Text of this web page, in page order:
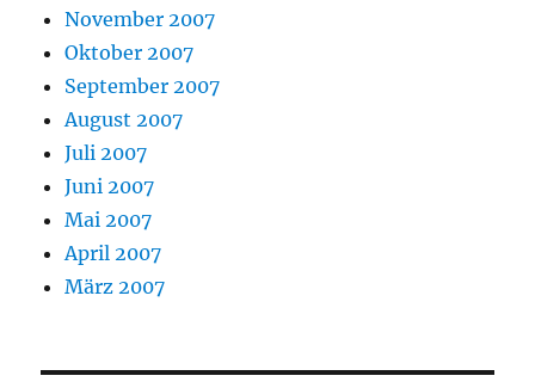
November 2007
Oktober 2007
September 2007
August 2007
Juli 2007
Juni 2007
Mai 2007
April 2007
März 2007